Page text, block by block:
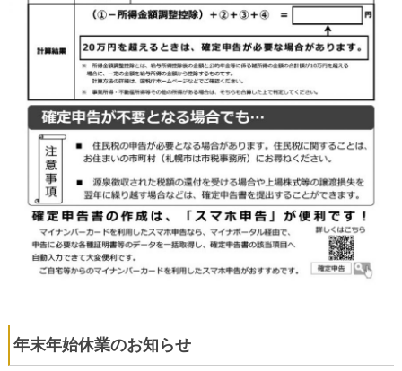
年末年始休業のお知らせ